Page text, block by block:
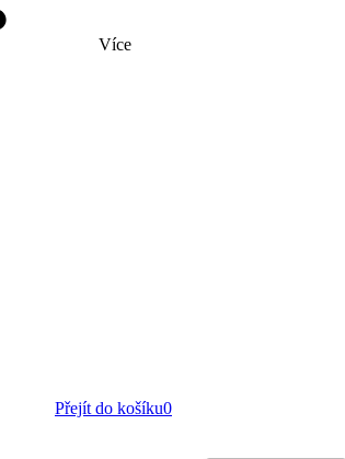
Více
Přejít do košíku0